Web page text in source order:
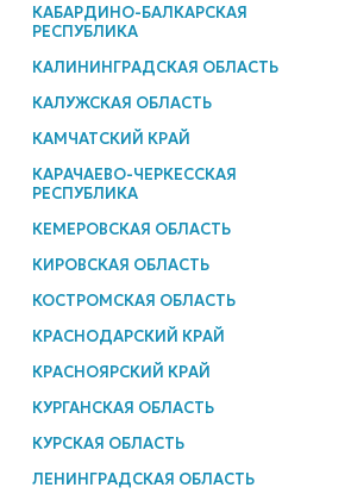
КАБАРДИНО-БАЛКАРСКАЯ
РЕСПУБЛИКА
КАЛИНИНГРАДСКАЯ ОБЛАСТЬ
КАЛУЖСКАЯ ОБЛАСТЬ
КАМЧАТСКИЙ КРАЙ
КАРАЧАЕВО-ЧЕРКЕССКАЯ
РЕСПУБЛИКА
КЕМЕРОВСКАЯ ОБЛАСТЬ
КИРОВСКАЯ ОБЛАСТЬ
КОСТРОМСКАЯ ОБЛАСТЬ
КРАСНОДАРСКИЙ КРАЙ
КРАСНОЯРСКИЙ КРАЙ
КУРГАНСКАЯ ОБЛАСТЬ
КУРСКАЯ ОБЛАСТЬ
ЛЕНИНГРАДСКАЯ ОБЛАСТЬ